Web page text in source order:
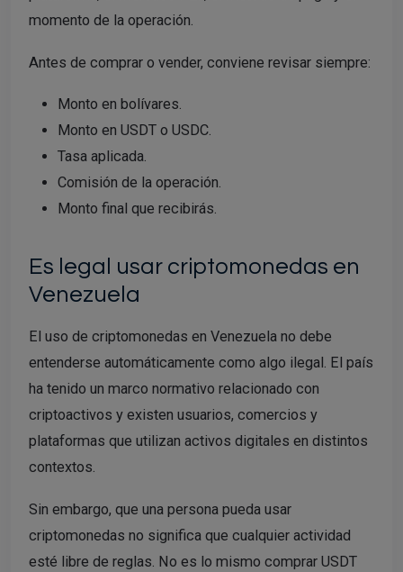
momento de la operación.
Antes de comprar o vender, conviene revisar siempre:
Monto en bolívares.
Monto en USDT o USDC.
Tasa aplicada.
Comisión de la operación.
Monto final que recibirás.
Es legal usar criptomonedas en
Venezuela
El uso de criptomonedas en Venezuela no debe
entenderse automáticamente como algo ilegal. El país
ha tenido un marco normativo relacionado con
criptoactivos y existen usuarios, comercios y
plataformas que utilizan activos digitales en distintos
contextos.
Sin embargo, que una persona pueda usar
criptomonedas no significa que cualquier actividad
esté libre de reglas. No es lo mismo comprar USDT